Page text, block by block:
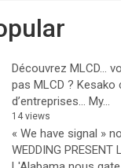
Découvrez MLCD…
pas MLCD ? Kesako
d’entreprises… My...
14 views
« We have signal »
WEDDING PRESENT